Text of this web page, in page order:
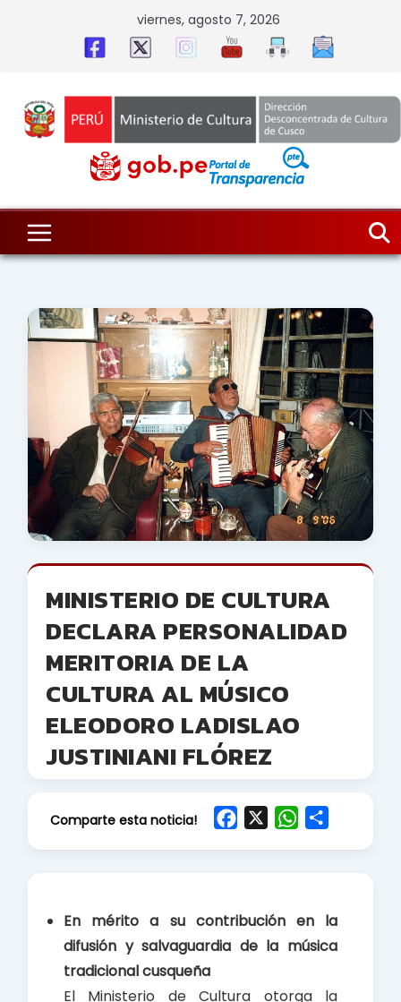
viernes, agosto 7, 2026
MINISTERIO DE CULTURA
DECLARA PERSONALIDAD
MERITORIA DE LA
CULTURA AL MÚSICO
ELEODORO LADISLAO
JUSTINIANI FLÓREZ
Comparte esta noticia!
b
o
W
A
p
En mérito a su contribución en la
difusión y salvaguardia de la música
tradicional cusqueña
El Ministerio de Cultura otorga la